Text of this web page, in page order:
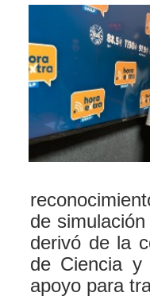
de
derivó de la
de Ciencia y
apoyo para